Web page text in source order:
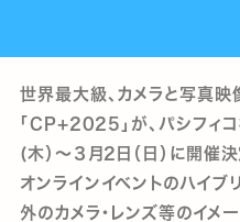
世界最大級、カメラと写真映
「CP+2025」が、パシフ
(木）〜３月2日（日）に開催
オンラインイベントのハイブ
外のカメラ・レンズ等のイメ